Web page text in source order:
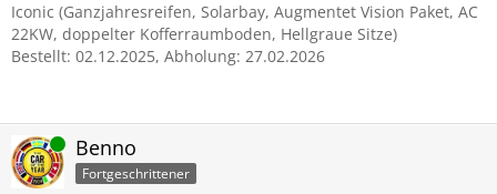
Iconic (Ganzjahresreifen, Solarbay, Augmentet Vision Paket, AC
22KW, doppelter Kofferraumboden, Hellgraue Sitze)
Bestellt: 02.12.2025, Abholung: 27.02.2026
Online Benno
Fortgeschrittener